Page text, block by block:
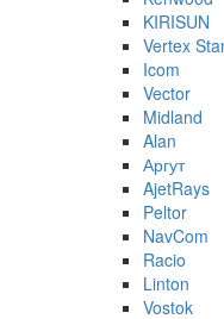
KIRISUN
Vertex
Icom
Vector
Midland
Alan
Аргут
AjetRays
Peltor
NavCom
Racio
Linton
Vostok